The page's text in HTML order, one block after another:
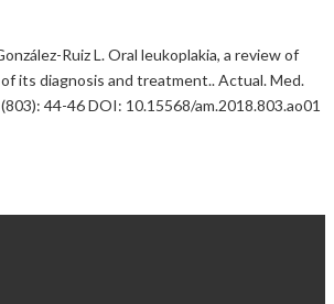
Ruiz L. Oral leukoplakia, a review of
its diagnosis and treatment.. Actual. Med.
44-46 DOI: 10.15568/am.2018.803.ao01